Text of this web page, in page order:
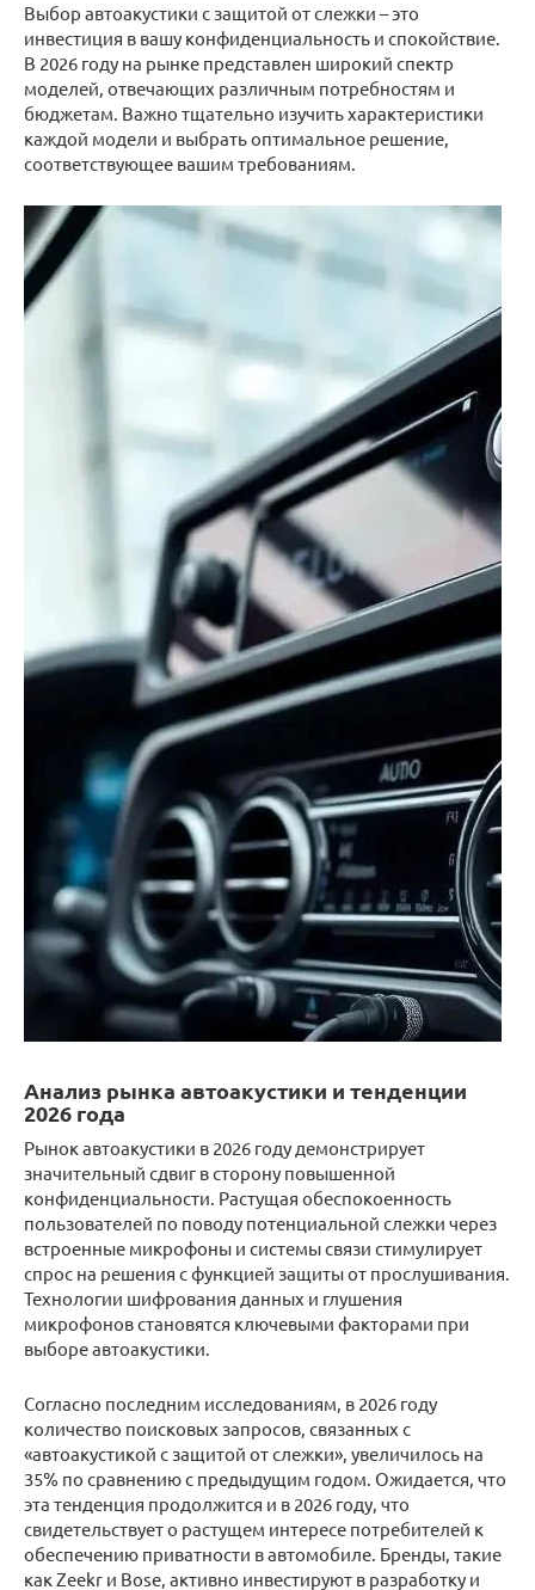
Выбор автоакустики с защитой от слежки – это
инвестиция в вашу конфиденциальность и спокойствие.
В 2026 году на рынке представлен широкий спектр
моделей, отвечающих различным потребностям и
бюджетам. Важно тщательно изучить характеристики
каждой модели и выбрать оптимальное решение,
соответствующее вашим требованиям.
Анализ рынка автоакустики и тенденции
2026 года
Рынок автоакустики в 2026 году демонстрирует
значительный сдвиг в сторону повышенной
конфиденциальности. Растущая обеспокоенность
пользователей по поводу потенциальной слежки через
встроенные микрофоны и системы связи стимулирует
спрос на решения с функцией защиты от прослушивания.
Технологии шифрования данных и глушения
микрофонов становятся ключевыми факторами при
выборе автоакустики.
Согласно последним исследованиям, в 2026 году
количество поисковых запросов, связанных с
«автоакустикой с защитой от слежки», увеличилось на
35% по сравнению с предыдущим годом. Ожидается, что
эта тенденция продолжится и в 2026 году, что
свидетельствует о растущем интересе потребителей к
обеспечению приватности в автомобиле. Бренды, такие
как Zeekr и Bose, активно инвестируют в разработку и